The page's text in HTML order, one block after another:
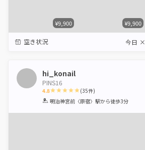
¥9,900 ¥9,900
空き状況 今日 ×
hi_konail
PINS16
4.8
1 2 3 4 5
(35件)
明治神宮前〈原宿〉駅から徒歩3分